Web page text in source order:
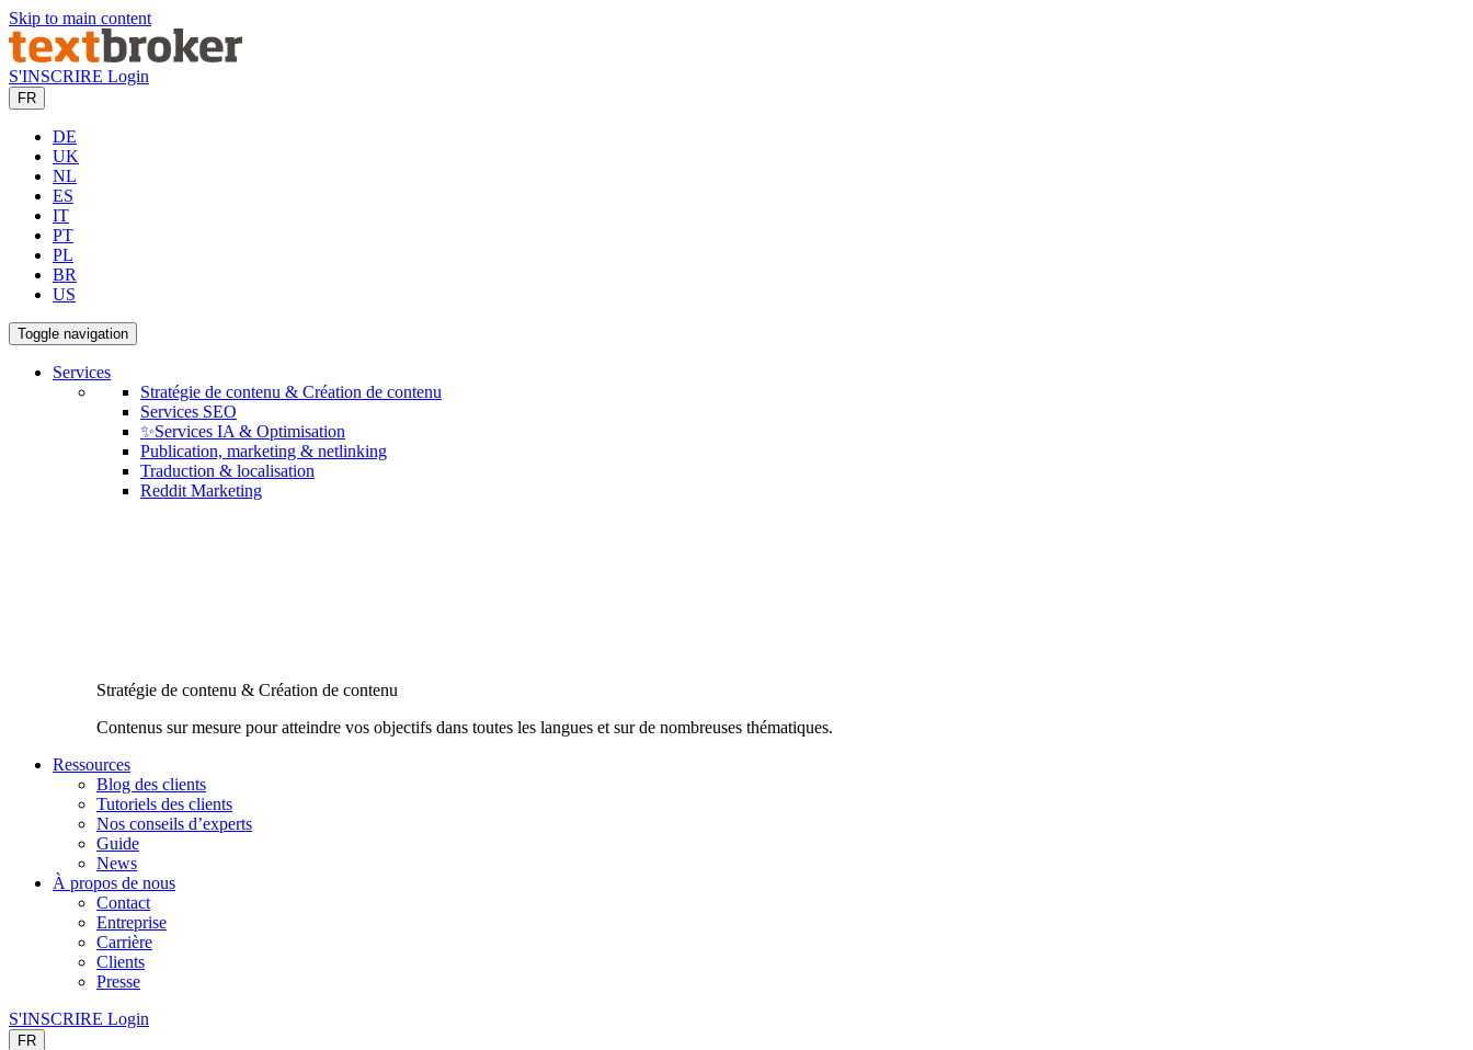
Skip to main content
S'INSCRIRE Login
FR
DE
UK
NL
ES
IT
PT
PL
BR
US
Toggle navigation
Services
Stratégie de contenu & Création de contenu
Services SEO
✨Services IA & Optimisation
Publication, marketing & netlinking
Traduction & localisation
Reddit Marketing
Stratégie de contenu & Création de contenu
Contenus sur mesure pour atteindre vos objectifs dans toutes les langues et sur de nombreuses thématiques.
Ressources
Blog des clients
Tutoriels des clients
Nos conseils d’experts
Guide
News
À propos de nous
Contact
Entreprise
Carrière
Clients
Presse
S'INSCRIRE Login
FR